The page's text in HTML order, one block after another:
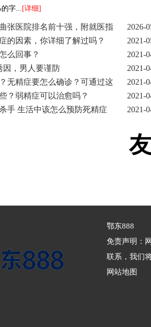
字... [详细]
张医院排名前十强，附就医指
2026-
的因素，你详细了解过吗？
2021-
么回事？
2021-
因，男人要谨防
2021-
无精症要怎么确诊？可通过这
2021-
？弱精症可以治愈吗？
2021-
手 生活中该怎么预防死精症
2021-
鄂东888
免责声明：
联系，我们
网站地图